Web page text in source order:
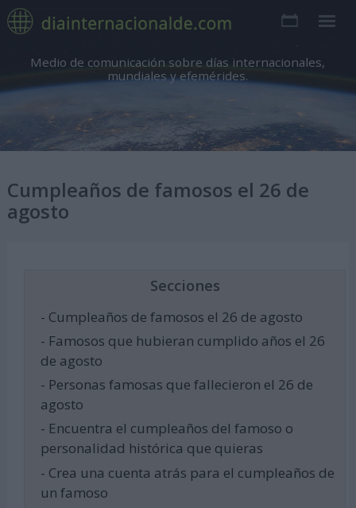
Medio de comunicación sobre días internacionales,
mundiales y efemérides.
Cumpleaños de famosos el 26 de
agosto
Secciones
- Cumpleaños de famosos el 26 de agosto
- Famosos que hubieran cumplido años el 26
de agosto
- Personas famosas que fallecieron el 26 de
agosto
- Encuentra el cumpleaños del famoso o
personalidad histórica que quieras
- Crea una cuenta atrás para el cumpleaños de
un famoso